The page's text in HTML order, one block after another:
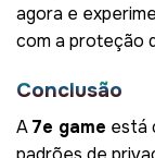
agora e
com a proteção
Conclusão
A7e game está